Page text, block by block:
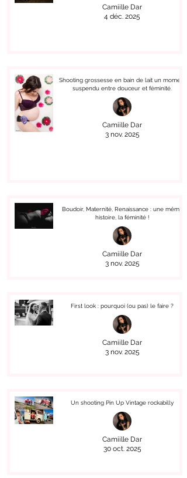
Camiille Dar
4 déc. 2025
Shooting grossesse en bain de lait un moment
suspendu entre douceur et féminité.
Camiille Dar
3 nov. 2025
Boudoir, Maternité, Renaissance : une même
histoire, la féminité !
Camiille Dar
3 nov. 2025
First look : pourquoi (ou pas) le faire ?
Camiille Dar
3 nov. 2025
Un shooting Pin Up Vintage rockabilly
Camiille Dar
30 oct. 2025